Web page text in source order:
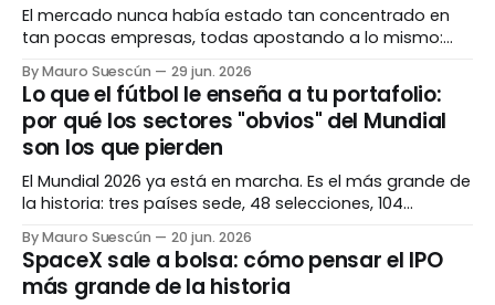
El mercado nunca había estado tan concentrado en
tan pocas empresas, todas apostando a lo mismo:
inteligencia artificial. Para algunos es 1999 otra vez. Para
otros, es diferente esta vez. La verdad, como casi
siempre, vive en los matices. La pregunta que todos se
hacen Hay una pregunta rondando cada
By Mauro Suescún 29 jun. 2026
Lo que el fútbol le enseña a tu portafolio:
por qué los sectores "obvios" del Mundial
son los que pierden
El Mundial 2026 ya está en marcha. Es el más grande de
la historia: tres países sede, 48 selecciones, 104
partidos. La intuición dice que aerolíneas, hoteles y
marcas deportivas se van a disparar. La historia dice
exactamente lo contrario. El evento más grande de la
historia Antes de hablar
By Mauro Suescún 20 jun. 2026
SpaceX sale a bolsa: cómo pensar el IPO
más grande de la historia